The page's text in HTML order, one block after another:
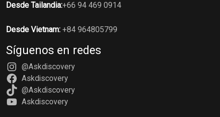
Desde Tailandia:+66 94 469 0914
Desde Vietnam: +84 964805799
Síguenos en redes
@Askdiscovery
Askdiscovery
@Askdiscovery
Askdiscovery